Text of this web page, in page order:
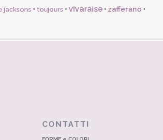
jacksons • toujours • vivaraise • zafferano •
CONTATTI